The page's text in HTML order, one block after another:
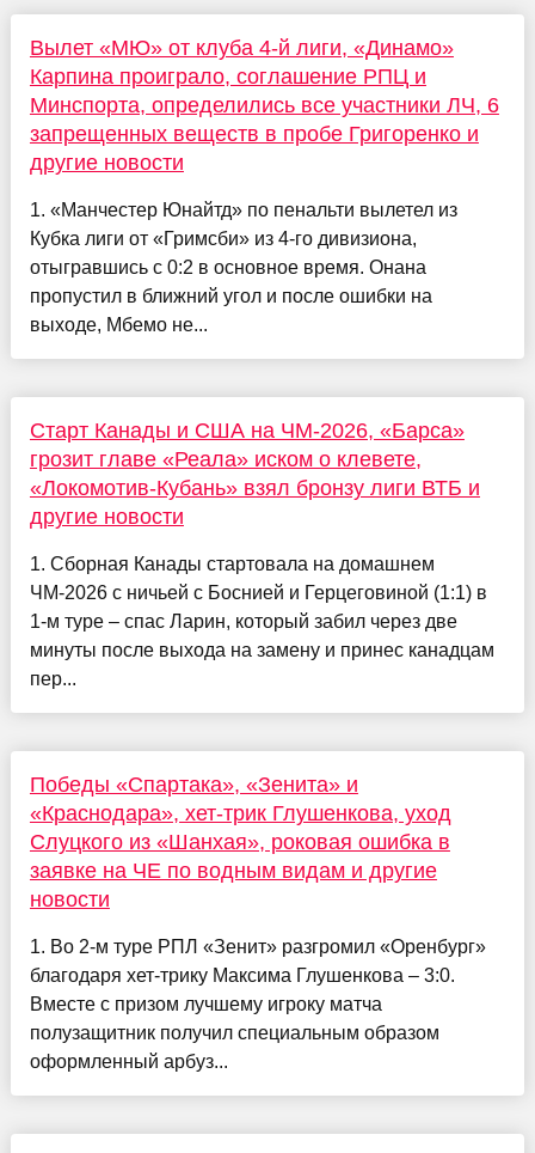
Вылет «МЮ» от клуба 4-й лиги, «Динамо»
Карпина проиграло, соглашение РПЦ и
Минспорта, определились все участники ЛЧ, 6
запрещенных веществ в пробе Григоренко и
другие новости
1. «Манчестер Юнайтд» по пенальти вылетел из
Кубка лиги от «Гримсби» из 4-го дивизиона,
отыгравшись с 0:2 в основное время. Онана
пропустил в ближний угол и после ошибки на
выходе, Мбемо не...
Старт Канады и США на ЧМ-2026, «Барса»
грозит главе «Реала» иском о клевете,
«Локомотив-Кубань» взял бронзу лиги ВТБ и
другие новости
1. Сборная Канады стартовала на домашнем
ЧМ-2026 с ничьей с Боснией и Герцеговиной (1:1) в
1-м туре – спас Ларин, который забил через две
минуты после выхода на замену и принес канадцам
пер...
Победы «Спартака», «Зенита» и
«Краснодара», хет-трик Глушенкова, уход
Слуцкого из «Шанхая», роковая ошибка в
заявке на ЧЕ по водным видам и другие
новости
1. Во 2-м туре РПЛ «Зенит» разгромил «Оренбург»
благодаря хет-трику Максима Глушенкова – 3:0.
Вместе с призом лучшему игроку матча
полузащитник получил специальным образом
оформленный арбуз...